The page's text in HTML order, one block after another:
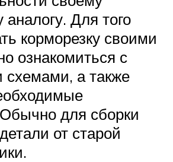
аналогу. Для того
корморезку своими
ознакомиться с
схемами, а также
для сборки
от старой